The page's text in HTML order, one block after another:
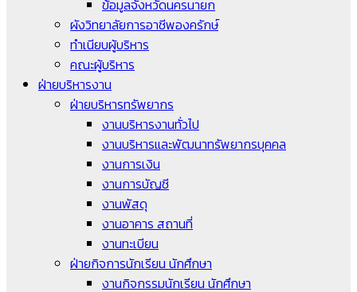
ข้อมูลจังหวัดนครนายก
ผังวิทยาลัยการอาชีพองครักษ์
ทำเนียบผู้บริหาร
คณะผู้บริหาร
ฝ่ายบริหารงาน
ฝ่ายบริหารทรัพยากร
งานบริหารงานทั่วไป
งานบริหารและพัฒนาทรัพยากรบุคคล
งานการเงิน
งานการบัญชี
งานพัสดุ
งานอาคาร สถานที่
งานทะเบียน
ฝ่ายกิจการนักเรียน นักศึกษา
งานกิจกรรมนักเรียน นักศึกษา